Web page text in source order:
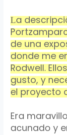
La
de una
donde me
Rodwell.
gusto, y
el proyecto
Era
acunado y